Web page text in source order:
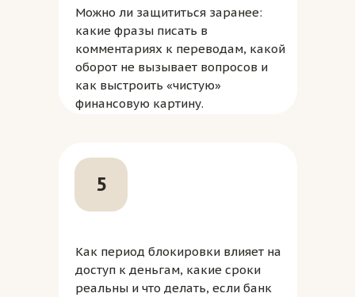
Можно ли защититься заранее:
какие фразы писать в
комментариях к переводам, какой
оборот не вызывает вопросов и
как выстроить «чистую»
финансовую картину.
5
Как период блокировки влияет на
доступ к деньгам, какие сроки
реальны и что делать, если банк